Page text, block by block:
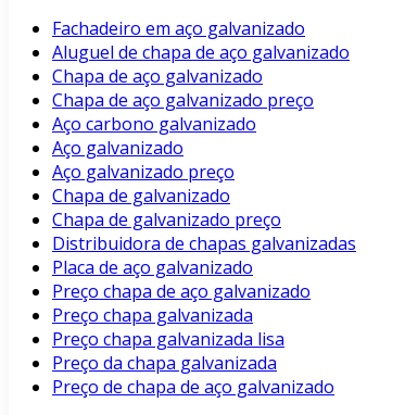
Fachadeiro em aço galvanizado
Aluguel de chapa de aço galvanizado
Chapa de aço galvanizado
Chapa de aço galvanizado preço
Aço carbono galvanizado
Aço galvanizado
Aço galvanizado preço
Chapa de galvanizado
Chapa de galvanizado preço
Distribuidora de chapas galvanizadas
Placa de aço galvanizado
Preço chapa de aço galvanizado
Preço chapa galvanizada
Preço chapa galvanizada lisa
Preço da chapa galvanizada
Preço de chapa de aço galvanizado